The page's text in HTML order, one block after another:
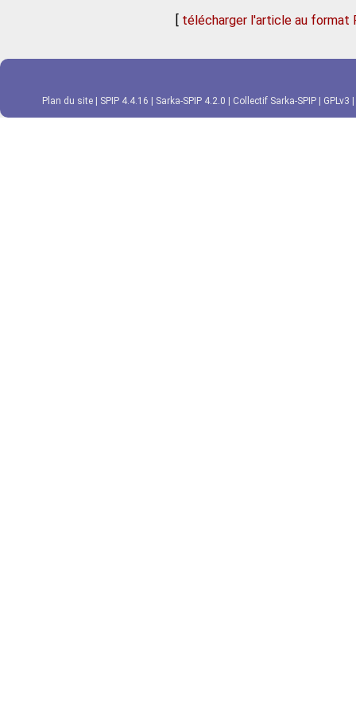
[ télécharger l'article au format
Plan du site SPIP 4.4.16 Sarka-SPIP 4.2.0 Collectif Sarka-SPIP GPLv3